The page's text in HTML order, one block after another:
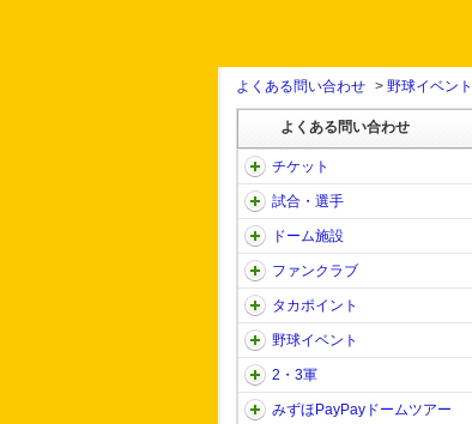
よくある問い合わせ > 野球イベント
よくある問い合わせ
チケット
試合・選手
ドーム施設
ファンクラブ
タカポイント
野球イベント
2・3軍
みずほPayPayドームツアー